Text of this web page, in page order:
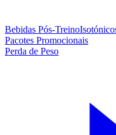
Bebidas Pós-Treino
Pacotes Promocionais
Perda de Peso